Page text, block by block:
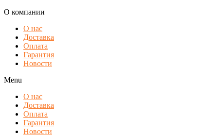
О компании
О нас
Доставка
Оплата
Гарантия
Новости
Menu
О нас
Доставка
Оплата
Гарантия
Новости